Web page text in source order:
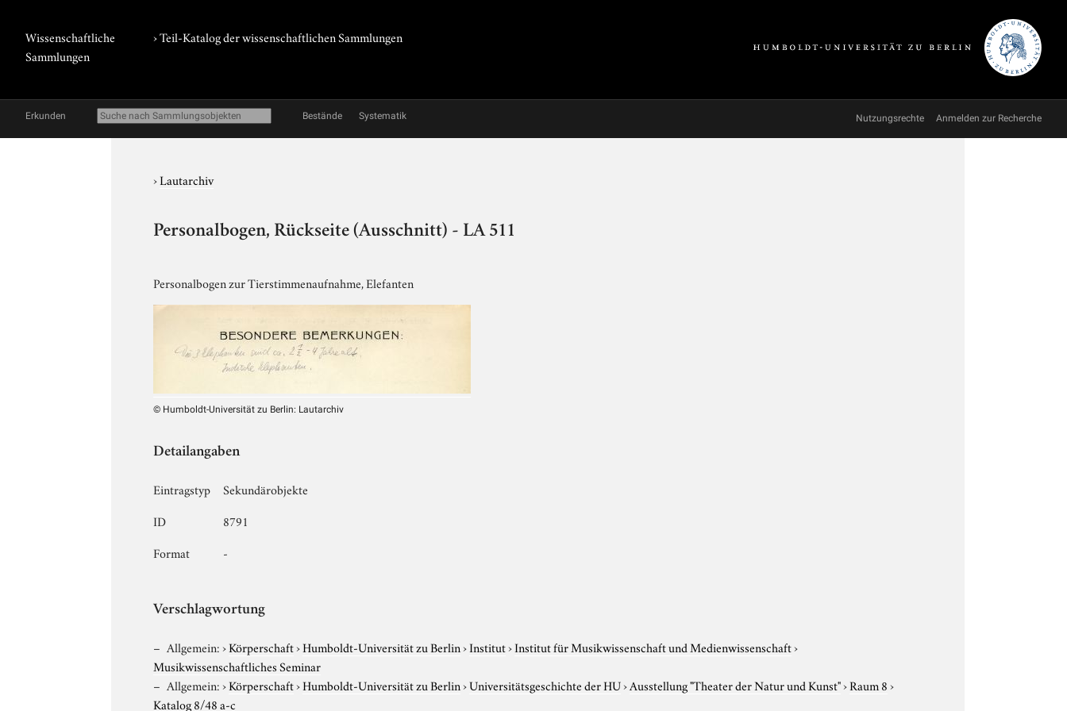
Wissenschaftliche
Sammlungen
› Teil-Katalog der wissenschaftlichen Sammlungen
Erkunden Bestände Systematik Nutzungsrechte Anmelden zur Recherche
›Lautarchiv
Personalbogen, Rückseite (Ausschnitt) - LA 511
Personalbogen zur Tierstimmenaufnahme, Elefanten
© Humboldt-Universität zu Berlin: Lautarchiv
Detailangaben
Eintragstyp
Sekundärobjekte
ID
8791
Format
-
Verschlagwortung
Allgemein:›Körperschaft›Humboldt-Universität zu Berlin›Institut›Institut für Musikwissenschaft und Medienwissenschaft›
Musikwissenschaftliches Seminar
Allgemein:›Körperschaft›Humboldt-Universität zu Berlin›Universitätsgeschichte der HU›Ausstellung "Theater der Natur und Kunst"›Raum 8›
Katalog 8/48 a-c